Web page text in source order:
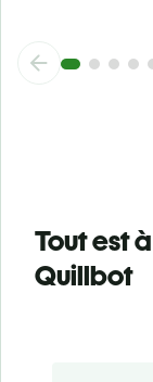
Tout est
Quillbot